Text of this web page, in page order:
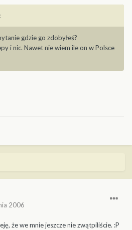
gdzie go zdobyłeś?
i nic. Nawet nie wiem ile on w Polsce
2006
że we mnie jeszcze nie zwątpiliście. :P